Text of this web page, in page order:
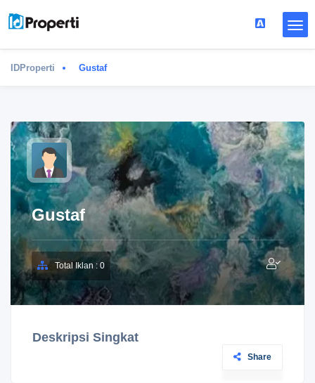
IDProperti Gustaf
Gustaf
Total Iklan : 0
Deskripsi Singkat
Share